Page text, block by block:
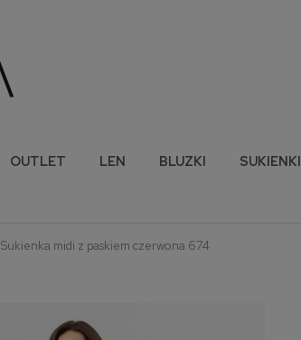
OUTLET LEN BLUZKI SUKIENKI
Sukienka midi z paskiem czerwona 674